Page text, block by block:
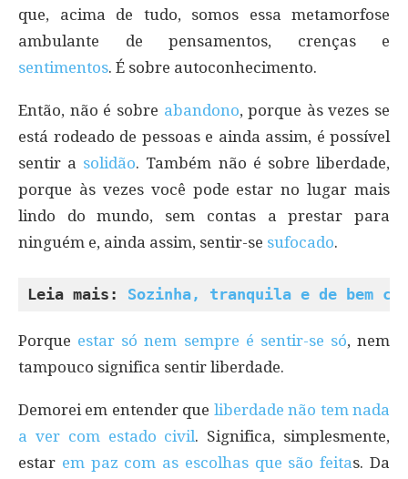
que, acima de tudo, somos essa metamorfose
ambulante de pensamentos, crenças e
sentimentos. É sobre autoconhecimento.
Então, não é sobre abandono, porque às vezes se
está rodeado de pessoas e ainda assim, é possível
sentir a solidão. Também não é sobre liberdade,
porque às vezes você pode estar no lugar mais
lindo do mundo, sem contas a prestar para
ninguém e, ainda assim, sentir-se sufocado.
Leia mais: Sozinha, tranquila e de bem
Porque estar só nem sempre é sentir-se só, nem
tampouco significa sentir liberdade.
Demorei em entender que liberdade não tem nada
a ver com estado civil. Significa, simplesmente,
estar em paz com as escolhas que são feitas. Da